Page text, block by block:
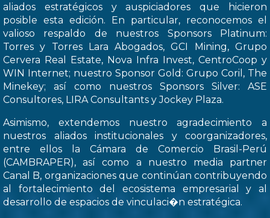
aliados estratégicos y auspiciadores que hicieron
posible esta edición. En particular, reconocemos el
valioso respaldo de nuestros Sponsors Platinum:
Torres y Torres Lara Abogados, GCI Mining, Grupo
Cervera Real Estate, Nova Infra Invest, CentroCoop y
WIN Internet; nuestro Sponsor Gold: Grupo Coril, The
Minekey; así como nuestros Sponsors Silver: ASE
Consultores, LIRA Consultants y Jockey Plaza.
Asimismo, extendemos nuestro agradecimiento a
nuestros aliados institucionales y coorganizadores,
entre ellos la Cámara de Comercio Brasil-Perú
(CAMBRAPER), así como a nuestro media partner
Canal B, organizaciones que continúan contribuyendo
al fortalecimiento del ecosistema empresarial y al
desarrollo de espacios de vinculaci�n estratégica.